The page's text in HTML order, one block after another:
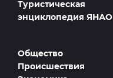
Общество
Происшествия
Туристическая
энциклопедия ЯНАО